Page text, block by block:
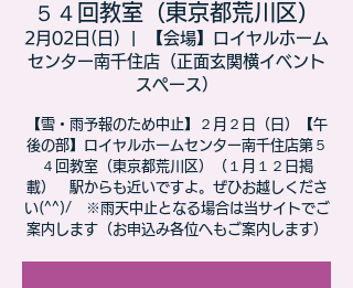
５４回教室（東京都荒川区）
2月02日(日)
【会場】ロイヤルホーム
センター南千住店（正面玄関横イベント
スペース）
【雪・雨予報のため中止】２月２日（日）【午
後の部】ロイヤルホームセンター南千住店第５
４回教室（東京都荒川区）（１月１２日掲
載） 駅からも近いですよ。ぜひお越しくださ
い(^^)/ ※雨天中止となる場合は当サイトでご
案内します（お申込み各位へもご案内します）